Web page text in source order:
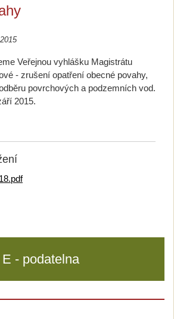
Veřejnou vyhlášku Magistrátu
- zrušení opatření obecné povahy,
povrchových a podzemních vod.
2015.
E - podatelna